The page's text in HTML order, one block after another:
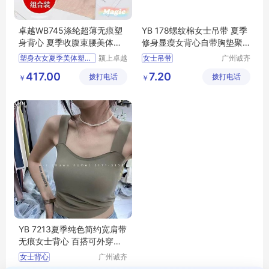
卓越WB745涤纶超薄无痕塑
身背心 夏季收腹束腰美体塑
形女款
塑身衣女夏季美体塑形束身
颍上卓越
有限公司
￥ 417.00 拨打电话
YB 178螺纹棉女士吊带 夏季
修身显瘦女背心自带胸垫聚
拢美背 尾货
女士吊带
广州诚齐
公司
￥ 7.20 拨打电话
YB 7213夏季纯色简约宽肩带
无痕女士背心 百搭可外穿自
带胸垫女吊带
女士背心
广州诚齐